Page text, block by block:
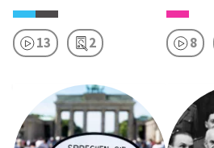
13 2 8